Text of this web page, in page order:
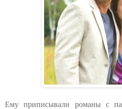
Ему приписывали романы с